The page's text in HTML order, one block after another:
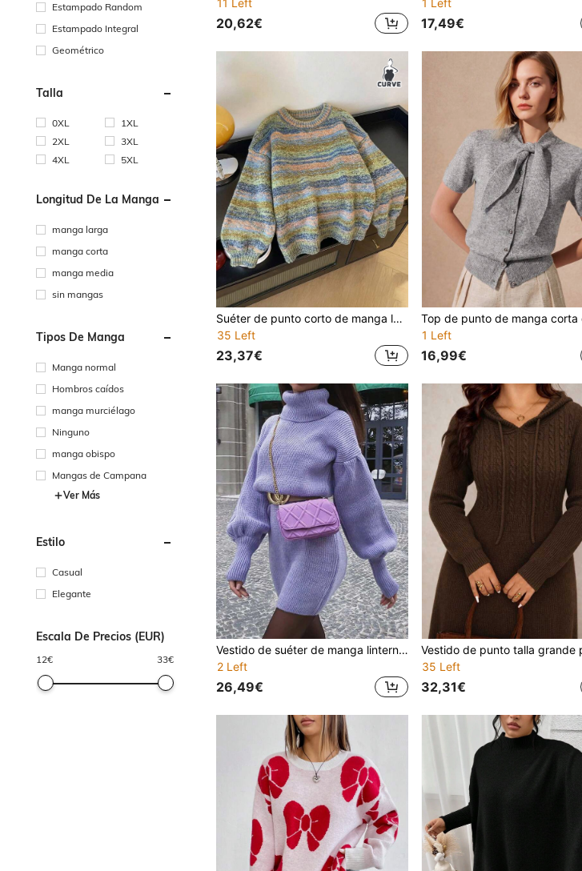
Estampado Random
Estampado Integral
Geométrico
Talla
0XL
1XL
2XL
3XL
4XL
5XL
Longitud De La Manga
manga larga
manga corta
manga media
sin mangas
Tipos De Manga
Manga normal
Hombros caídos
manga murciélago
Ninguno
manga obispo
Mangas de Campana
Ver Más
Estilo
Casual
Elegante
Escala De Precios (EUR)
12€ 33€
11 Left
20,62€
1 Left
17,49€
Suéter de punto corto de manga larga con cuello alto de colores mixtos para mujer, top casual de negocios para primavera, otoño e invierno
35 Left
23,37€
1 Left
16,99€
Vestido de suéter de manga linterna de unicolor con cuello alto para mujeres
2 Left
26,49€
35 Left
32,31€